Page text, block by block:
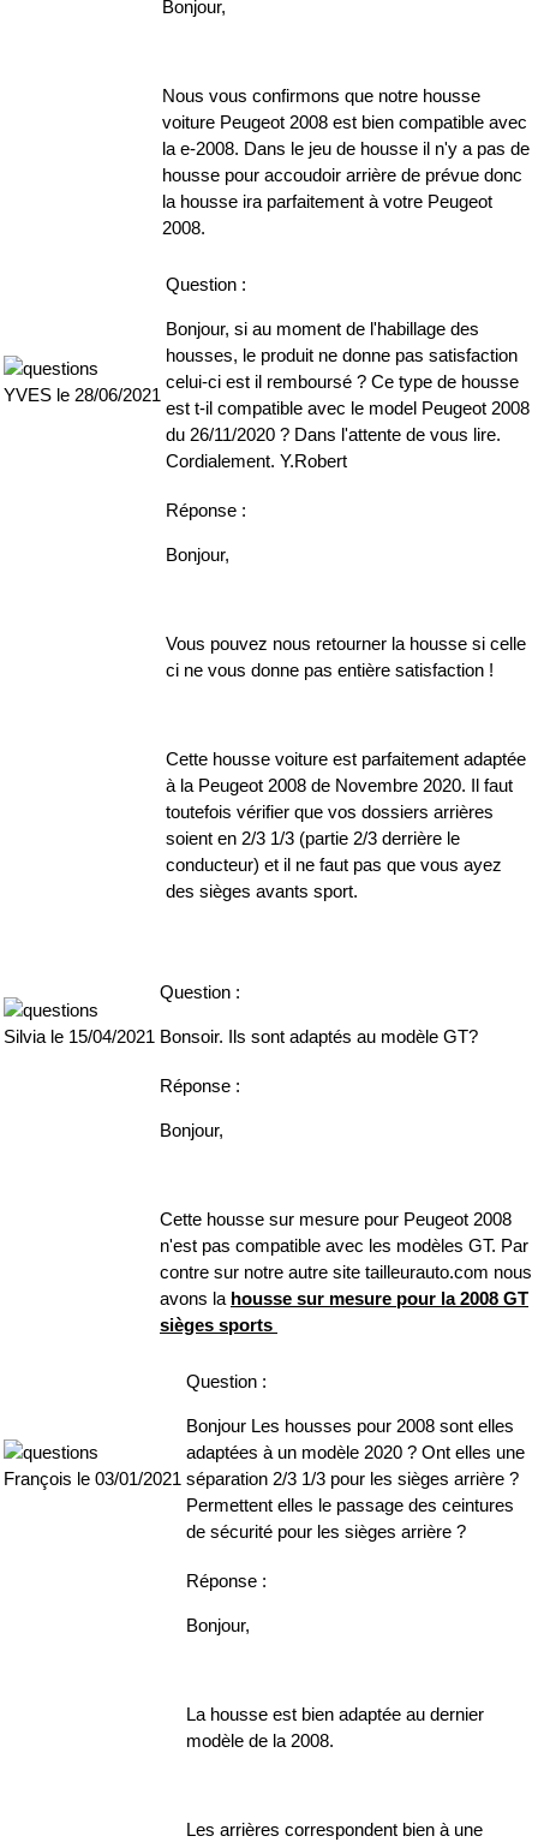
Bonjour,
Nous vous confirmons que notre housse
voiture Peugeot 2008 est bien compatible avec
la e-2008. Dans le jeu de housse il n'y a pas de
housse pour accoudoir arrière de prévue donc
la housse ira parfaitement à votre Peugeot
2008.
YVES le 28/06/2021
Question :
Bonjour, si au moment de l'habillage des
housses, le produit ne donne pas satisfaction
celui-ci est il remboursé ? Ce type de housse
est t-il compatible avec le model Peugeot 2008
du 26/11/2020 ? Dans l'attente de vous lire.
Cordialement. Y.Robert
Réponse :
Bonjour,
Vous pouvez nous retourner la housse si celle
ci ne vous donne pas entière satisfaction !
Cette housse voiture est parfaitement adaptée
à la Peugeot 2008 de Novembre 2020. Il faut
toutefois vérifier que vos dossiers arrières
soient en 2/3 1/3 (partie 2/3 derrière le
conducteur) et il ne faut pas que vous ayez
des sièges avants sport.
Silvia le 15/04/2021
Question :
Bonsoir. Ils sont adaptés au modèle GT?
Réponse :
Bonjour,
Cette housse sur mesure pour Peugeot 2008
n'est pas compatible avec les modèles GT. Par
contre sur notre autre site tailleurauto.com nous
avons la housse sur mesure pour la 2008 GT
sièges sports
François le 03/01/2021
Question :
Bonjour Les housses pour 2008 sont elles
adaptées à un modèle 2020 ? Ont elles une
séparation 2/3 1/3 pour les sièges arrière ?
Permettent elles le passage des ceintures
de sécurité pour les sièges arrière ?
Réponse :
Bonjour,
La housse est bien adaptée au dernier
modèle de la 2008.
Les arrières correspondent bien à une